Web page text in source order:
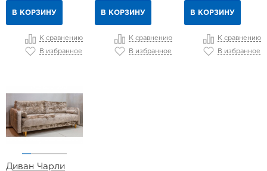
В КОРЗИНУ
К сравнению
В избранное
В КОРЗИНУ
К сравнению
В избранное
В КОРЗИНУ
К сравнению
В избранное
Диван Чарли